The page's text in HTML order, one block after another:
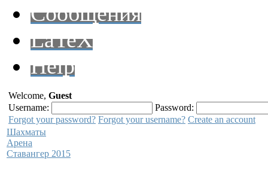
Сообщения
LaTeX
Help
Welcome, Guest
Username:
Password:
Forgot your password? Forgot your username? Create an account
Шахматы
Арена
Ставангер 2015